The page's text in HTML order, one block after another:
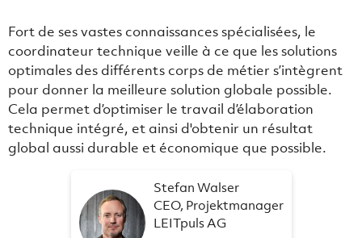
Fort de ses vastes connaissances spécialisées, le
coordinateur technique veille à ce que les solutions
optimales des différents corps de métier s’intègrent
pour donner la meilleure solution globale possible.
Cela permet d’optimiser le travail d’élaboration
technique intégré, et ainsi d'obtenir un résultat
global aussi durable et économique que possible.
Stefan Walser
CEO, Projektmanager
LEITpuls AG